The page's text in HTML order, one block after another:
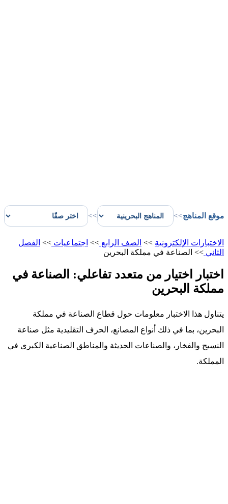
موقع المناهج>>
>>
الاختبارات الإلكترونية >> الصف الرابع >> اجتماعيات >> الفصل
الثاني >> الصناعة في مملكة البحرين
اختبار اختيار من متعدد تفاعلي: الصناعة في
مملكة البحرين
يتناول هذا الاختبار معلومات حول قطاع الصناعة في مملكة
البحرين، بما في ذلك أنواع المصانع، الحرف التقليدية مثل صناعة
النسيج والفخار، والصناعات الحديثة والمناطق الصناعية الكبرى في
المملكة.